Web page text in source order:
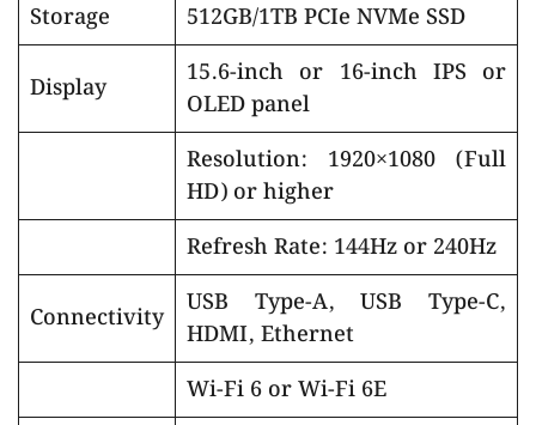
Storage 512GB/1TB PCIe NVMe SSD
Display
15.6-inch or 16-inch IPS or
OLED panel
Resolution: 1920×1080 (Full
HD) or higher
Refresh Rate: 144Hz or 240Hz
Connectivity
USB Type-A, USB Type-C,
HDMI, Ethernet
Wi-Fi 6 or Wi-Fi 6E